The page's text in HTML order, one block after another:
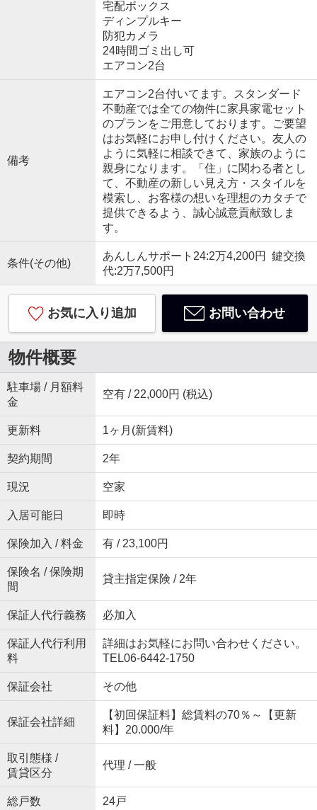
宅配ボックス
ディンプルキー
防犯カメラ
24時間ゴミ出し可
エアコン2台
備考
エアコン2台付いてます。スタンダード
不動産では全ての物件に家具家電セット
のプランをご用意しております。ご要望
はお気軽にお申し付けください。友人の
ように気軽に相談できて、家族のように
親身になります。「住」に関わる者とし
て、不動産の新しい見え方・スタイルを
模索し、お客様の想いを理想のカタチで
提供できるよう、誠心誠意貢献致しま
す。
条件(その他)
あんしんサポート24:2万4,200円 鍵交換
代:2万7,500円
お気に入り追加 お問い合わせ
物件概要
駐車場 / 月額料
金
空有 / 22,000円 (税込)
更新料 1ヶ月(新賃料)
契約期間 2年
現況 空家
入居可能日 即時
保険加入 / 料金 有 / 23,100円
保険名 / 保険期
間
貸主指定保険 / 2年
保証人代行義務 必加入
保証人代行利用
料
詳細はお気軽にお問い合わせください。
TEL06-6442-1750
保証会社 その他
保証会社詳細
【初回保証料】総賃料の70％～【更新
料】20.000/年
取引態様 /
賃貸区分
代理 / 一般
総戸数 24戸